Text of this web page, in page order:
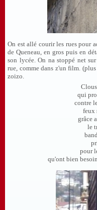
On est allé courir les rues pour
de Queneau, en gros puis en
son lycée. On na stoppé net
rue, comme dans z'un film.
zoizo.
qui
contre
feux
grâce
le
pour
qu'ont bien